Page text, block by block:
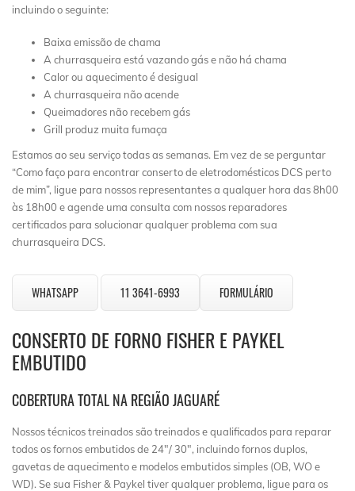
incluindo o seguinte:
Baixa emissão de chama
A churrasqueira está vazando gás e não há chama
Calor ou aquecimento é desigual
A churrasqueira não acende
Queimadores não recebem gás
Grill produz muita fumaça
Estamos ao seu serviço todas as semanas. Em vez de se perguntar
“Como faço para encontrar conserto de eletrodomésticos DCS perto
de mim”, ligue para nossos representantes a qualquer hora das 8h00
às 18h00 e agende uma consulta com nossos reparadores
certificados para solucionar qualquer problema com sua
churrasqueira DCS.
WHATSAPP 11 3641-6993 FORMULÁRIO
CONSERTO DE FORNO FISHER E PAYKEL
EMBUTIDO
COBERTURA TOTAL NA REGIÃO JAGUARÉ
Nossos técnicos treinados são treinados e qualificados para reparar
todos os fornos embutidos de 24″/ 30″, incluindo fornos duplos,
gavetas de aquecimento e modelos embutidos simples (OB, WO e
WD). Se sua Fisher & Paykel tiver qualquer problema, ligue para os